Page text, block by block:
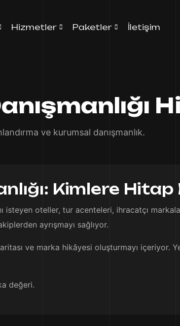
Hizmetler Paketler İletişim
ve kurumsal danışmanlık.
Kimlere Hitap
isteyen oteller, tur acenteleri, ihracatçı
ayrışmayı sağlıyor.
ve marka hikâyesi oluşturmayı içeriyor.
değeri.